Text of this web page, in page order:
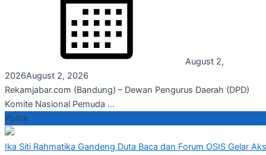
August 2,
2026August 2, 2026
Rekamjabar.com (Bandung) – Dewan Pengurus Daerah (DPD)
Komite Nasional Pemuda ...
Politik
Ika Siti Rahmatika Gandeng Duta Baca dan Forum OSIS Gelar